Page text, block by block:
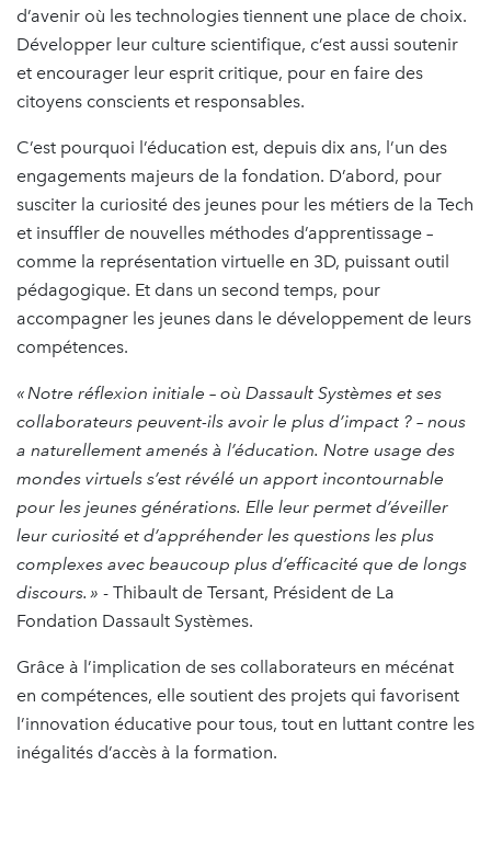
d’avenir où les technologies tiennent une place de choix.
Développer leur culture scientifique, c’est aussi soutenir
et encourager leur esprit critique, pour en faire des
citoyens conscients et responsables.
C’est pourquoi l’éducation est, depuis dix ans, l’un des
engagements majeurs de la fondation. D’abord, pour
susciter la curiosité des jeunes pour les métiers de la Tech
et insuffler de nouvelles méthodes d’apprentissage –
comme la représentation virtuelle en 3D, puissant outil
pédagogique. Et dans un second temps, pour
accompagner les jeunes dans le développement de leurs
compétences.
« Notre réflexion initiale – où Dassault Systèmes et ses
collaborateurs peuvent-ils avoir le plus d’impact ? – nous
a naturellement amenés à l’éducation. Notre usage des
mondes virtuels s’est révélé un apport incontournable
pour les jeunes générations. Elle leur permet d’éveiller
leur curiosité et d’appréhender les questions les plus
complexes avec beaucoup plus d’efficacité que de longs
discours. » - Thibault de Tersant, Président de La
Fondation Dassault Systèmes.
Grâce à l’implication de ses collaborateurs en mécénat
en compétences, elle soutient des projets qui favorisent
l’innovation éducative pour tous, tout en luttant contre les
inégalités d’accès à la formation.